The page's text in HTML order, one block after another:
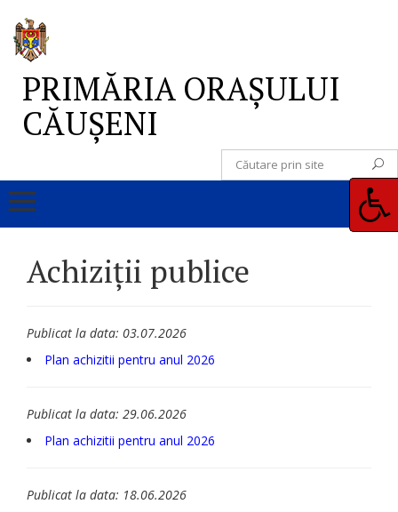
PRIMĂRIA ORAȘULUI
CĂUȘENI
Achiziții publice
Publicat la data: 03.07.2026
Plan achizitii pentru anul 2026
Publicat la data: 29.06.2026
Plan achizitii pentru anul 2026
Publicat la data: 18.06.2026